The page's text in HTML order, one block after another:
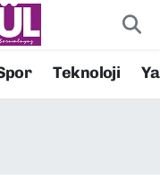
Teknoloji